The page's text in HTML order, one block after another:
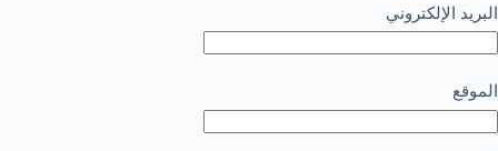
البريد الإلكتروني
الموقع